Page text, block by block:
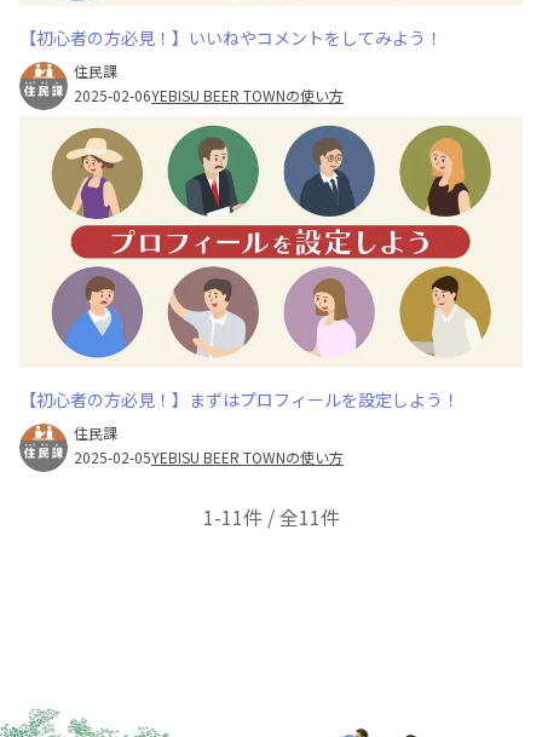
【初心者の方必見！】いいねやコメントをしてみよう！
住民課
2025-02-06YEBISU BEER TOWNの使い方
【初心者の方必見！】まずはプロフィールを設定しよう！
住民課
2025-02-05YEBISU BEER TOWNの使い方
1-11件 / 全11件